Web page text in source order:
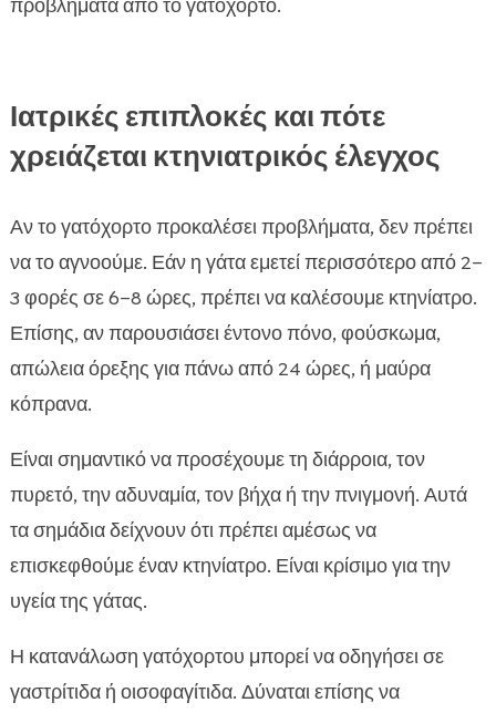
προβλήματα από το γατόχορτο.
Ιατρικές επιπλοκές και πότε
χρειάζεται κτηνιατρικός έλεγχος
Αν το γατόχορτο προκαλέσει προβλήματα, δεν πρέπει
να το αγνοούμε. Εάν η γάτα εμετεί περισσότερο από 2–
3 φορές σε 6–8 ώρες, πρέπει να καλέσουμε κτηνίατρο.
Επίσης, αν παρουσιάσει έντονο πόνο, φούσκωμα,
απώλεια όρεξης για πάνω από 24 ώρες, ή μαύρα
κόπρανα.
Είναι σημαντικό να προσέχουμε τη διάρροια, τον
πυρετό, την αδυναμία, τον βήχα ή την πνιγμονή. Αυτά
τα σημάδια δείχνουν ότι πρέπει αμέσως να
επισκεφθούμε έναν κτηνίατρο. Είναι κρίσιμο για την
υγεία της γάτας.
Η κατανάλωση γατόχορτου μπορεί να οδηγήσει σε
γαστρίτιδα ή οισοφαγίτιδα. Δύναται επίσης να